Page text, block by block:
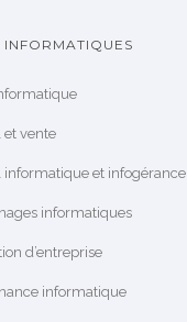
INFORMATIQUES
et vente
informatique et infogérance
informatiques
d’entreprise
informatique